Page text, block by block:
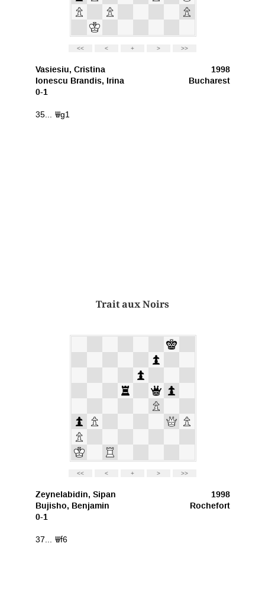
Trait aux Noirs